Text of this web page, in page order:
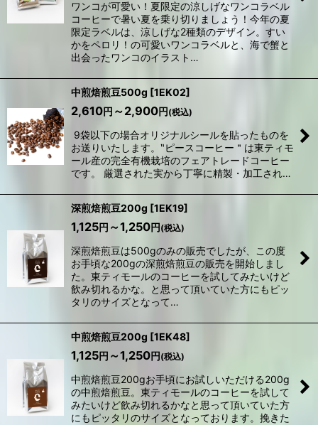
ワンコが可愛い！夏限定の涼しげなワンコラベル
コーヒーで暑い夏を乗り切りましょう！今年の夏
限定ラベルは、涼しげな2種類のデザイン。すい
かをペロリ！の可愛いワンコラベルと、海で蟹と
出会ったワンコのイラスト…
中煎焙煎豆500g [1EK02]
2,610円 ～2,900円(税込)
9袋以下の場合オリジナルシールを貼ったものを
お送りいたします。‶ピースコーヒー＂は東ティモ
ール産の完全有機栽培のフェアトレードコーヒー
です。 厳選された実から丁寧に精製・加工され…
深煎焙煎豆200g [1EK19]
1,125円 ～1,250円(税込)
深煎焙煎豆は500gのみの販売でしたが、この度
お手頃な200gの深煎焙煎豆の販売を開始しまし
た。東ティモールのコーヒーを試してみたいけど
飲み切れるかな。と思って頂いていた方にもピッ
タリのサイズとなって…
中煎焙煎豆200g [1EK48]
1,125円 ～1,250円(税込)
中煎焙煎豆200gお手頃にお試しいただける200g
の中煎焙煎豆。東ティモールのコーヒーを試して
みたいけど飲み切れるかなと思って頂いていた方
にもピッタリのサイズとなっております。挽きた